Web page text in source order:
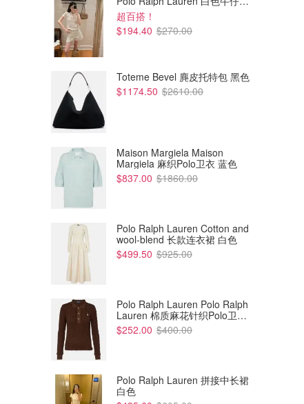
超百搭！
$194.40 $270.00
Toteme Bevel 麂皮托特包 黑色
$1174.50 $2610.00
Maison Margiela Maison
Margiela 麻织Polo卫衣 蓝色
$837.00 $1860.00
Polo Ralph Lauren Cotton and
wool-blend 长款连衣裙 白色
$499.50 $925.00
Polo Ralph Lauren Polo Ralph
Lauren 棉质麻花针织Polo卫衣
棕色
$252.00 $400.00
Polo Ralph Lauren 拼接中长裙
白色